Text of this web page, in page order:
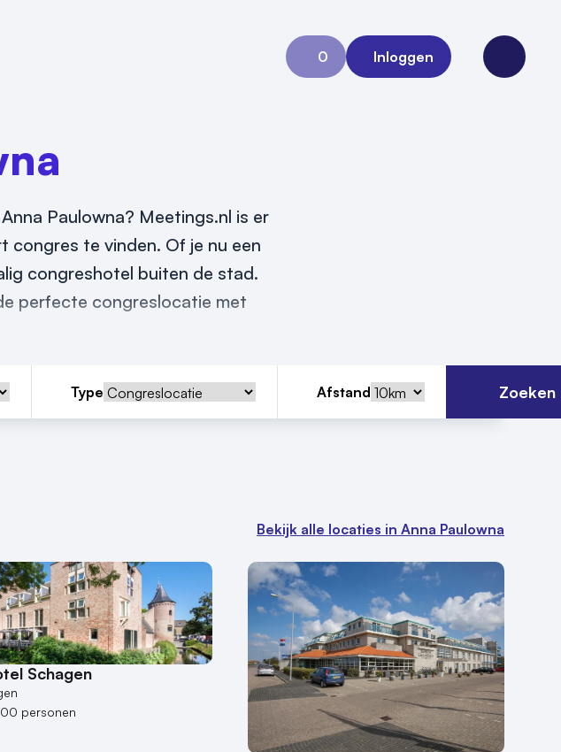
0
Aanvraag 0
Inloggen
Open
Paulowna? Meetings.nl is er
congres te vinden. Of je nu een
congreshotel buiten de stad.
perfecte congreslocatie met
Type Afstand Zoeken
Bekijk alle locaties in Anna Paulowna
Schagen
personen